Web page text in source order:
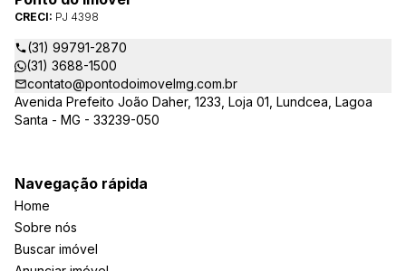
CRECI: PJ 4398
(31) 99791-2870
(31) 3688-1500
contato@pontodoimovelmg.com.br
Avenida Prefeito João Daher, 1233, Loja 01, Lundcea, Lagoa
Santa - MG - 33239-050
Navegação rápida
Home
Sobre nós
Buscar imóvel